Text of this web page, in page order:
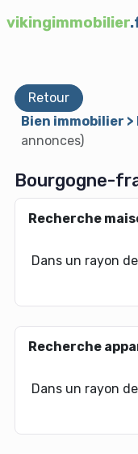
vikingimmobilier
Retour
Bien immobilier >
annonces)
Bourgogne-
Recherche
Dans un rayon de
Recherche
Dans un rayon de